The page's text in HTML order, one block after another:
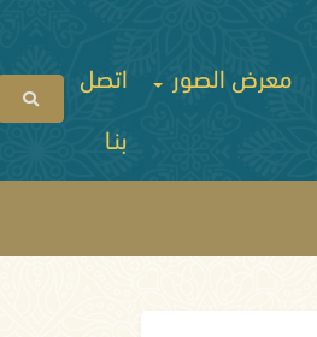
معرض الصور
اتصل
بنـا